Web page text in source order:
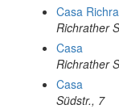
Casa
Richrather
Casa
Richrather
Casa
Südstr., 7